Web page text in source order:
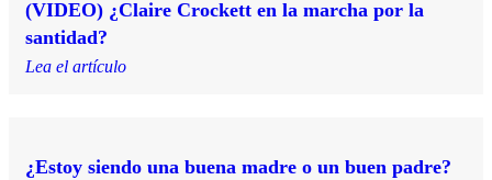
(VIDEO) ¿Claire Crockett en la marcha por la
santidad?
Lea el artículo
¿Estoy siendo una buena madre o un buen padre?